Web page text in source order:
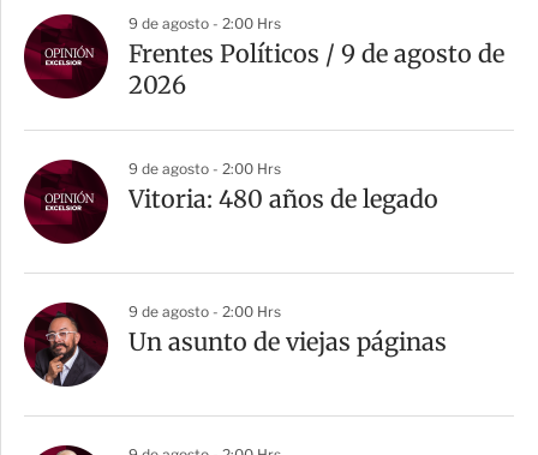
9 de agosto - 2:00 Hrs
Frentes Políticos / 9 de agosto de
2026
9 de agosto - 2:00 Hrs
Vitoria: 480 años de legado
9 de agosto - 2:00 Hrs
Un asunto de viejas páginas